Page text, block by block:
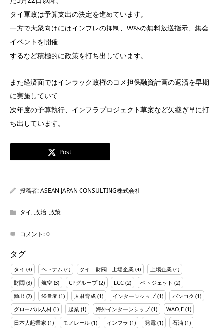
タイ軍政は予算支出の決定を進めています。
一方で大衆向けにはインフレの抑制、W杯の無料放送指示、集会
イベントを開催
するなど積極的に政策を打ち出しています。
また経済面ではインラック政権のコメ担保融資計画の返済を早期
に実施していて
次年度の予算執行、インフラプロジェクト草案など矢継ぎ早に打
ち出しています。
Post
投稿者:ASEAN JAPAN CONSULTING株式会社
タイ,政治･政策
コメント:0
タグ
タイ (8) ベトナム (4) タイ 財閥 上場企業 (4) 上場企業 (4)
財閥 (3) 航空 (3) CPグループ(2) LCC (2) ベトジェット (2)
輸出 (2) 経営者 (1) 人材育成 (1) インターンシップ(1) バンコク (1)
グローバル人材 (1) 起業 (1) 海外インターンシップ(1) WAOJE (1)
日本人起業家 (1) モノレール (1) インフラ (1) 発電 (1) 石油 (1)